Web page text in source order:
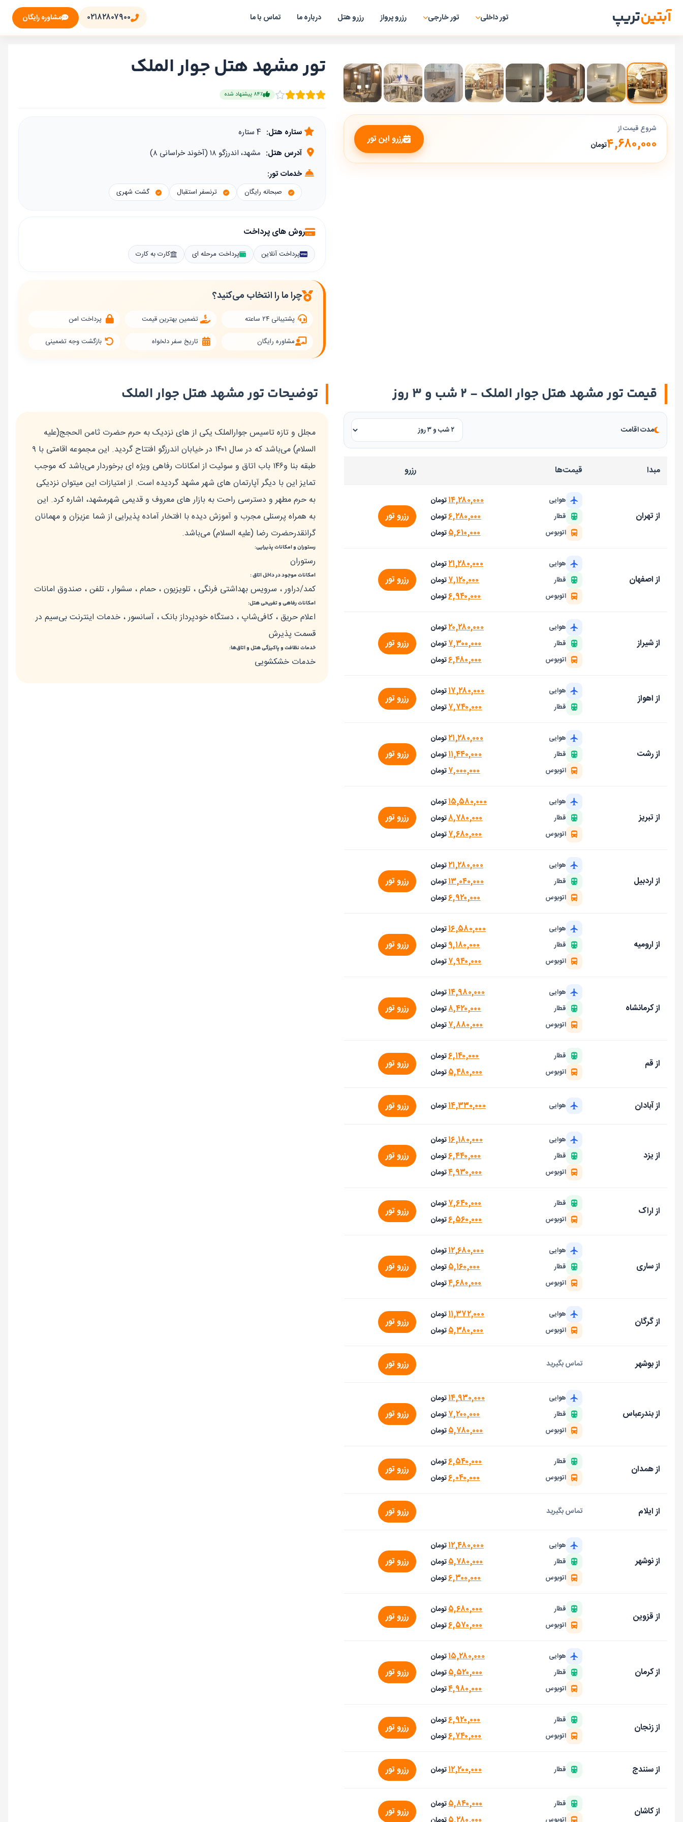
آبتینتریپ تور داخلی تور خارجی رزرو پرواز رزرو هتل درباره ما تماس با ما ۰۲۱۸۲۸۰۷۹۰۰ مشاوره رایگان
شروع قیمت از
۴,۶۸۰,۰۰۰تومان رزرو این تور
قیمت تور مشهد هتل جوار الملک - ۲ شب و ۳ روز
مدت اقامت
مبدا قیمت‌ها رزرو
از تهران
هوایی ۱۴,۲۸۰,۰۰۰تومان
قطار ۶,۲۸۰,۰۰۰تومان
اتوبوس ۵,۶۱۰,۰۰۰تومان
رزرو تور
از اصفهان
هوایی ۲۱,۲۸۰,۰۰۰تومان
قطار ۷,۱۲۰,۰۰۰تومان
اتوبوس ۶,۹۴۰,۰۰۰تومان
رزرو تور
از شیراز
هوایی ۲۰,۲۸۰,۰۰۰تومان
قطار ۷,۳۰۰,۰۰۰تومان
اتوبوس ۶,۴۸۰,۰۰۰تومان
رزرو تور
از اهواز
هوایی ۱۷,۲۸۰,۰۰۰تومان
قطار ۷,۷۴۰,۰۰۰تومان
رزرو تور
از رشت
هوایی ۲۱,۲۸۰,۰۰۰تومان
قطار ۱۱,۴۴۰,۰۰۰تومان
اتوبوس ۷,۰۰۰,۰۰۰تومان
رزرو تور
از تبریز
هوایی ۱۵,۵۸۰,۰۰۰تومان
قطار ۸,۷۸۰,۰۰۰تومان
اتوبوس ۷,۶۸۰,۰۰۰تومان
رزرو تور
از اردبیل
هوایی ۲۱,۲۸۰,۰۰۰تومان
قطار ۱۳,۰۴۰,۰۰۰تومان
اتوبوس ۶,۹۲۰,۰۰۰تومان
رزرو تور
از ارومیه
هوایی ۱۶,۵۸۰,۰۰۰تومان
قطار ۹,۱۸۰,۰۰۰تومان
اتوبوس ۷,۹۴۰,۰۰۰تومان
رزرو تور
از کرمانشاه
هوایی ۱۴,۹۸۰,۰۰۰تومان
قطار ۸,۴۲۰,۰۰۰تومان
اتوبوس ۷,۸۸۰,۰۰۰تومان
رزرو تور
از قم
قطار ۶,۱۴۰,۰۰۰تومان
اتوبوس ۵,۴۸۰,۰۰۰تومان
رزرو تور
از آبادان هوایی ۱۴,۳۳۰,۰۰۰تومان رزرو تور
از یزد
هوایی ۱۶,۱۸۰,۰۰۰تومان
قطار ۶,۴۴۰,۰۰۰تومان
اتوبوس ۴,۹۳۰,۰۰۰تومان
رزرو تور
از اراک
قطار ۷,۶۴۰,۰۰۰تومان
اتوبوس ۶,۵۶۰,۰۰۰تومان
رزرو تور
از ساری
هوایی ۱۲,۶۸۰,۰۰۰تومان
قطار ۵,۱۶۰,۰۰۰تومان
اتوبوس ۴,۶۸۰,۰۰۰تومان
رزرو تور
از گرگان
هوایی ۱۱,۳۷۲,۰۰۰تومان
اتوبوس ۵,۳۸۰,۰۰۰تومان
رزرو تور
از بوشهر تماس بگیرید رزرو تور
از بندرعباس
هوایی ۱۴,۹۳۰,۰۰۰تومان
قطار ۷,۲۰۰,۰۰۰تومان
اتوبوس ۵,۷۸۰,۰۰۰تومان
رزرو تور
از همدان
قطار ۶,۵۴۰,۰۰۰تومان
اتوبوس ۶,۰۴۰,۰۰۰تومان
رزرو تور
از ایلام تماس بگیرید رزرو تور
از نوشهر
هوایی ۱۲,۴۸۰,۰۰۰تومان
قطار ۵,۷۸۰,۰۰۰تومان
اتوبوس ۶,۳۰۰,۰۰۰تومان
رزرو تور
از قزوین
قطار ۵,۶۸۰,۰۰۰تومان
اتوبوس ۶,۵۷۰,۰۰۰تومان
رزرو تور
از کرمان
هوایی ۱۵,۲۸۰,۰۰۰تومان
قطار ۵,۵۲۰,۰۰۰تومان
اتوبوس ۴,۹۸۰,۰۰۰تومان
رزرو تور
از زنجان
قطار ۶,۹۲۰,۰۰۰تومان
اتوبوس ۶,۷۴۰,۰۰۰تومان
رزرو تور
از سنندج قطار ۱۲,۲۰۰,۰۰۰تومان رزرو تور
از کاشان
قطار ۵,۸۴۰,۰۰۰تومان
رزرو تور
تور مشهد هتل جوار الملک
۸۴٪ پیشنهاد شده
ستاره هتل:
آدرس هتل: مشهد، اندرزگو ۱۸ (آخوند خراسانی ۸)
خدمات تور:
صبحانه رایگان ترنسفر استقبال گشت شهری
روش های پرداخت
پرداخت آنلاین پرداخت مرحله ای کارت به کارت
چرا ما را انتخاب می‌کنید؟
پشتیبانی ۲۴ ساعته تضمین بهترین قیمت
پرداخت امن
مشاوره رایگان
تاریخ سفر دلخواه بازگشت وجه تضمینی
توضیحات تور مشهد هتل جوار الملک
مجلل و تازه تاسیس جوارالملک یکی از های نزدیک به حرم حضرت ثامن الحجج(علیه
السلام) می‌باشد که در سال ۱۴۰۱ در خیابان اندرزگو افتتاح گردید. این مجموعه اقامتی با ۹
طبقه بنا و۱۴۶ باب اتاق و سوئیت از امکانات رفاهی ویژه ای برخوردار می‌باشد که موجب
تمایز این با دیگر آپارتمان های شهر مشهد گردیده است. از امتیازات این میتوان نزدیکی
به حرم مطهر و دسترسی راحت به بازار های معروف و قدیمی شهرمشهد، اشاره کرد. این
به همراه پرسنلی مجرب و آموزش دیده با افتخار آماده پذیرایی از شما عزیزان و مهمانان
گرانقدرحضرت رضا (علیه السلام) می‌باشد.
رستوران و امکانات پذیرایی:
رستوران
امکانات موجود در داخل اتاق :
کمد/دراور ، سرویس بهداشتی فرنگی ، تلویزیون ، حمام ، سشوار ، تلفن ، صندوق امانات
امکانات رفاهی و تفریحی هتل:
اعلام حریق ، کافی‌شاپ ، دستگاه خودپرداز بانک ، آسانسور ، خدمات اينترنت بی‌سیم در
قسمت پذیرش
خدمات نظافت و پاکیزگی هتل و اتاق‌ها:
خدمات خشکشویی